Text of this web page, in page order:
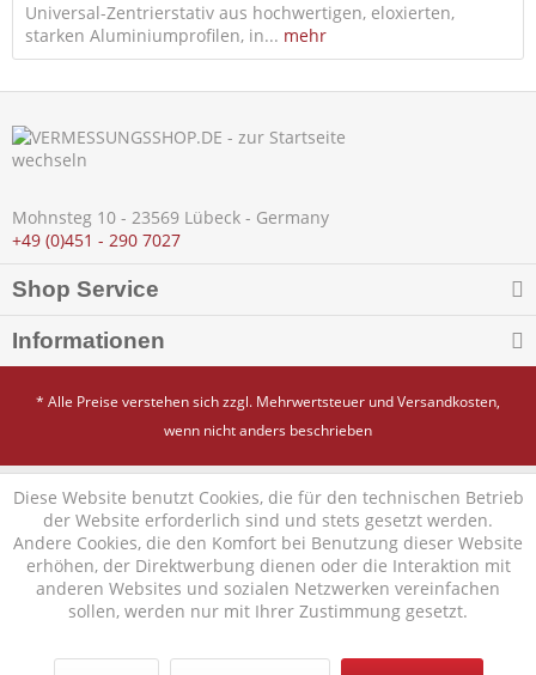
Universal-Zentrierstativ aus hochwertigen, eloxierten,
starken Aluminiumprofilen, in... mehr
Mohnsteg 10 - 23569 Lübeck - Germany
+49 (0)451 - 290 7027
Shop Service
Informationen
* Alle Preise verstehen sich zzgl. Mehrwertsteuer undVersandkosten,
wenn nicht anders beschrieben
Diese Website benutzt Cookies, die für den technischen Betrieb
der Website erforderlich sind und stets gesetzt werden.
Andere Cookies, die den Komfort bei Benutzung dieser Website
erhöhen, der Direktwerbung dienen oder die Interaktion mit
anderen Websites und sozialen Netzwerken vereinfachen
sollen, werden nur mit Ihrer Zustimmung gesetzt.